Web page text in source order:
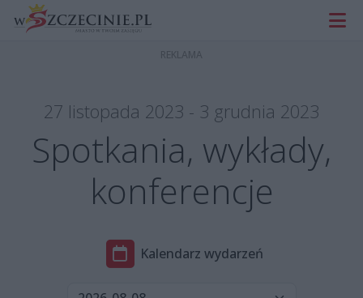
27 listopada 2023 - 3 grudnia 2023
Spotkania, wykłady,
konferencje
Kalendarz wydarzeń